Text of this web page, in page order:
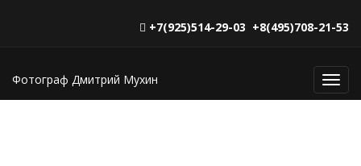
+7(925)514-29-03 +8(495)708-21-53
Фотограф Дмитрий Мухин